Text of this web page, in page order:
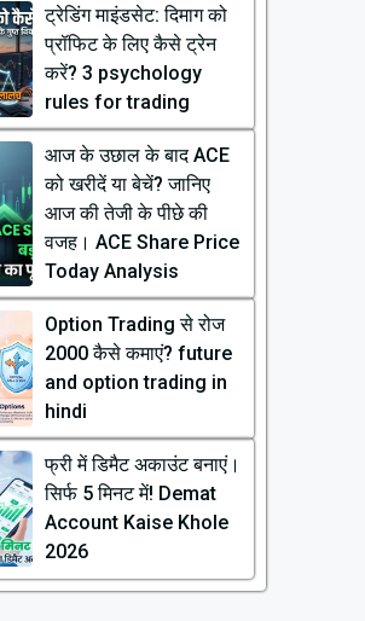
ट्रेडिंग माइंडसेट: दिमाग को
प्रॉफिट के लिए कैसे ट्रेन
करें? 3 psychology
rules for trading
आज के उछाल के बाद ACE
को खरीदें या बेचें? जानिए
आज की तेजी के पीछे की
वजह। ACE Share Price
Today Analysis
Option Trading से रोज
₹2000 कैसे कमाएं? future
and option trading in
hindi
फ्री में डिमैट अकाउंट बनाएं।
सिर्फ 5 मिनट में! Demat
Account Kaise Khole
2026